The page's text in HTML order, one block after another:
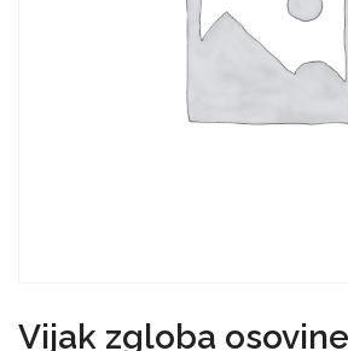
Vijak zgloba